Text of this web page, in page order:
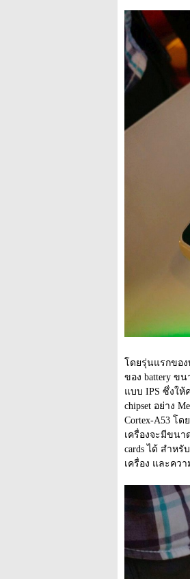
โดยรุ่นแรกขอ
ของ battery ข
แบบ IPS ซึ่งให้
chipset อย่าง
Cortex-A53 โด
เครื่องจะมีขนา
cards ได้ สำห
เครื่อง และคว